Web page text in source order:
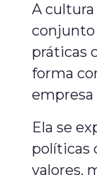
A
conjunto
práticas
forma
empresa
Ela se
políticas
valores,